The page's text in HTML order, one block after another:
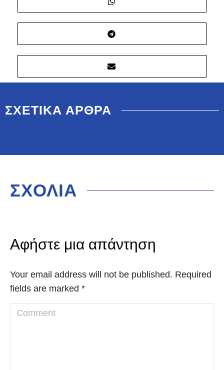
ΣΧΕΤΙΚΑ ΑΡΘΡΑ
ΣΧΟΛΙΑ
Αφήστε μια απάντηση
Your email address will not be published. Required
fields are marked *
Comment